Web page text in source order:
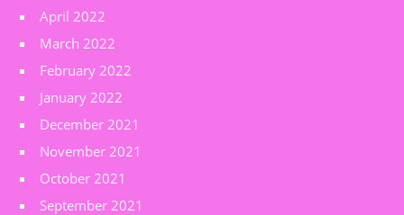
April 2022
March 2022
February 2022
January 2022
December 2021
November 2021
October 2021
September 2021